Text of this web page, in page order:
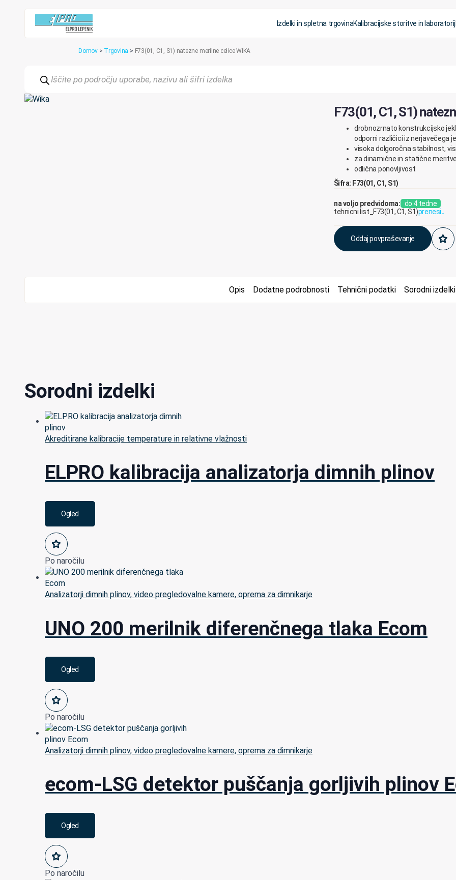
Izdelki in spletna trgovinaKalibracijske storitve in laboratorij
Domov > Trgovina > F73(01, C1, S1) natezne merilne celice WIKA
search
F73(01, C1, S1)
drobnozrnato konstrukcijsko
odporni različiciiznerjavečega
visokadolgoročnastabilnost,
zadinamične in statične
odlična ponovljivost
Šifra: F73(01, C1, S1)
na voljo predvidoma: do 4 tedne
tehnicni list_F73(01, C1, S1)prenesi↓
Oddaj povpraševanje
Opis Dodatne podrobnosti Tehnični podatki Sorodni izdelki
Sorodni izdelki
Akreditirane kalibracije temperature in relativne vlažnosti
ELPRO kalibracija analizatorja dimnih plinov
Ogled
Po naročilu
Analizatorji dimnih plinov, video pregledovalne kamere, oprema za dimnikarje
UNO 200 merilnik diferenčnega tlaka Ecom
Ogled
Po naročilu
Analizatorji dimnih plinov, video pregledovalne kamere, oprema za dimnikarje
ecom-LSG detektor puščanja gorljivih plinov
Ogled
Po naročilu